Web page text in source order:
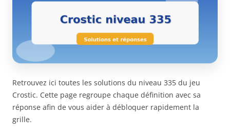
Retrouvez ici toutes les solutions du niveau 335 du jeu
Crostic. Cette page regroupe chaque définition avec sa
réponse afin de vous aider à débloquer rapidement la
grille.